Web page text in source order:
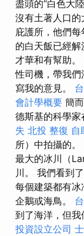
盡頭的“白色大
沒有土著人口的
庇護所，他們
的白天飯已經解
才華和有幫助。
性司機，帶我們
寫我的意見。
會計學概要 簡
德斯基的科學家
失 北投 整復 自
所）中拍攝的。
最大的冰川（
川。 我們看到
每個建築都有冰
企鵝或海鳥。
到了海洋，但
投資設立公司